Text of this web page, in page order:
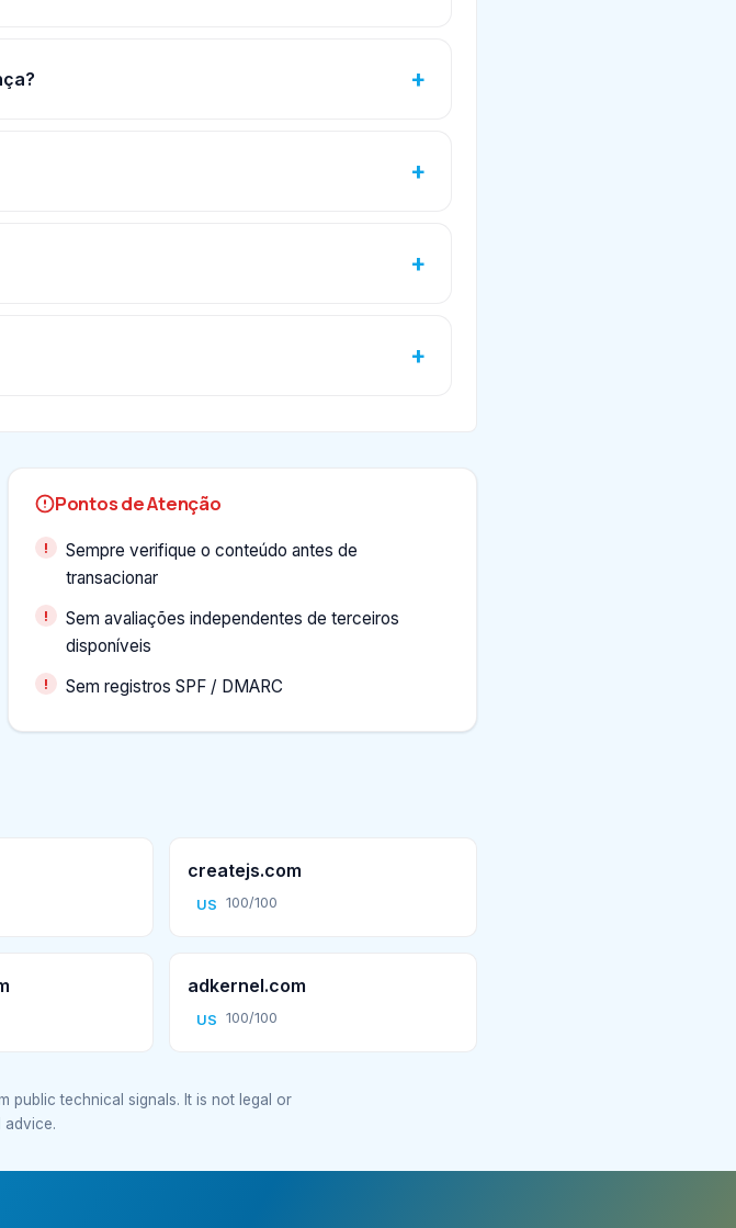
Pontos de Atenção
Sempre verifique o conteúdo antes de
transacionar
Sem avaliações independentes de terceiros
disponíveis
Sem registros SPF / DMARC
createjs.com
US 100/100
adkernel.com
US 100/100
public technical signals. It is not legal or
advice.